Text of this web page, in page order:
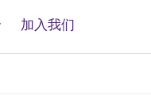
加入我们